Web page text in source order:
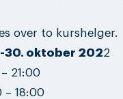
over to kurshelger.
30. oktober 2022
21:00
– 18:00